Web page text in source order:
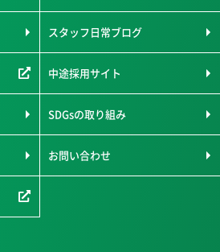
スタッフ日常ブログ
中途採用サイト
SDGsの取り組み
お問い合わせ